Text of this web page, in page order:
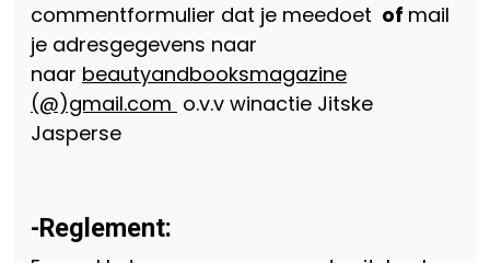
commentformulier dat je meedoet of mail
je adresgegevens naar
naar beautyandbooksmagazine
(@)gmail.com o.v.v winactie Jitske
Jasperse
-Reglement: